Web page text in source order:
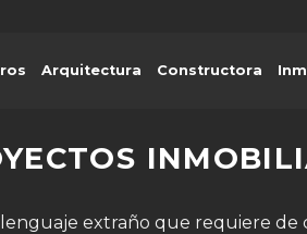
Arquitectura Constructora
extraño que requiere de